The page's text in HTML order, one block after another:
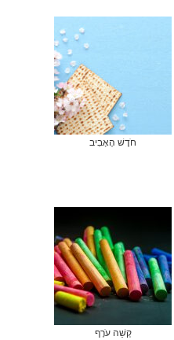
חֹדֶשׁ הָאָבִיב
קְשֵׁה עֹרֶף